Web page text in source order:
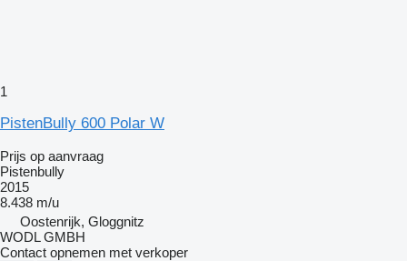
1
PistenBully 600 Polar W
Prijs op aanvraag
Pistenbully
2015
8.438 m/u
Oostenrijk, Gloggnitz
WODL GMBH
Contact opnemen met verkoper